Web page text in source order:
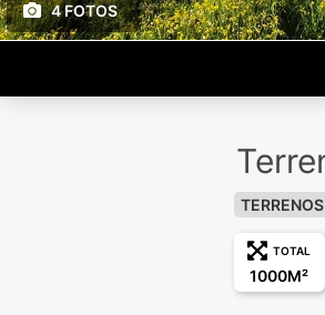
4 FOTOS
TERRENOS
TOTAL
1000M²